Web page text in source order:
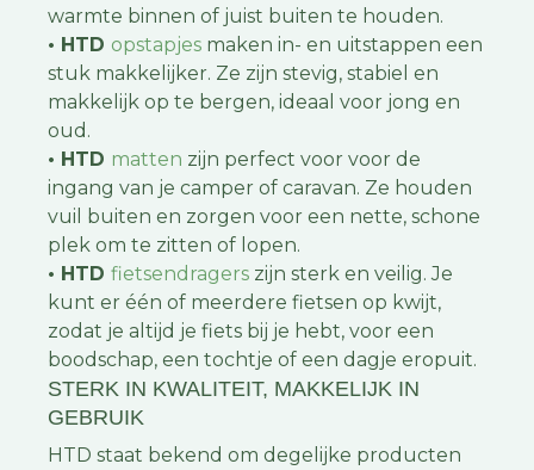
warmte binnen of juist buiten te houden.
• HTD opstapjes maken in- en uitstappen een
stuk makkelijker. Ze zijn stevig, stabiel en
makkelijk op te bergen, ideaal voor jong en
oud.
• HTD matten zijn perfect voor voor de
ingang van je camper of caravan. Ze houden
vuil buiten en zorgen voor een nette, schone
plek om te zitten of lopen.
• HTD fietsendragers zijn sterk en veilig. Je
kunt er één of meerdere fietsen op kwijt,
zodat je altijd je fiets bij je hebt, voor een
boodschap, een tochtje of een dagje eropuit.
STERK IN KWALITEIT, MAKKELIJK IN
GEBRUIK
HTD staat bekend om degelijke producten